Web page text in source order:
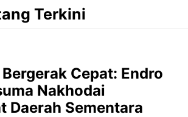
Terkini
Cepat: Endro
Nakhodai
Daerah Sementara